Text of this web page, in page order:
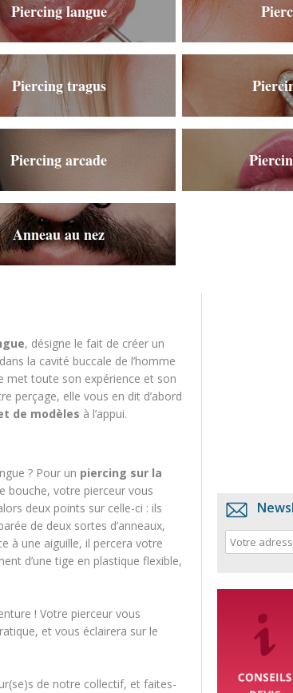
Piercing langue
Piercing tragus
Piercing arcade
Anneau au nez
, désigne le fait de créer un
la cavité buccale de l’homme
met toute son expérience et son
perçage, elle vous en dit d’abord
de modèles à l’appui.
? Pour un piercing sur la
bouche, votre pierceur vous
deux points sur celle-ci : ils
de deux sortes d’anneaux,
à une aiguille, il percera votre
d’une tige en plastique flexible,
! Votre pierceur vous
et vous éclairera sur le
de notre collectif, et faites-